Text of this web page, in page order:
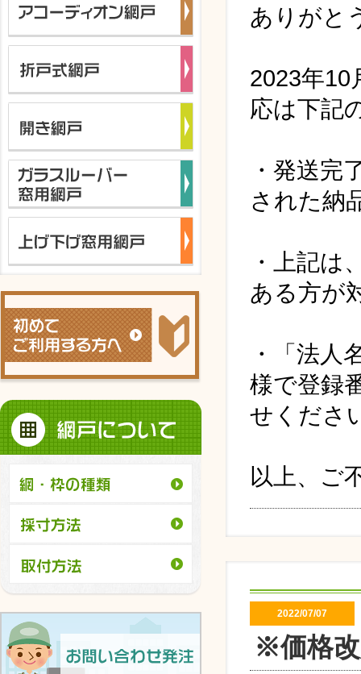
ありがと
2023年10
応は下記
・発送完
された納
・上記は
ある方が
・「法人
様で登録
せくださ
以上、ご
2022/07/07
※価格